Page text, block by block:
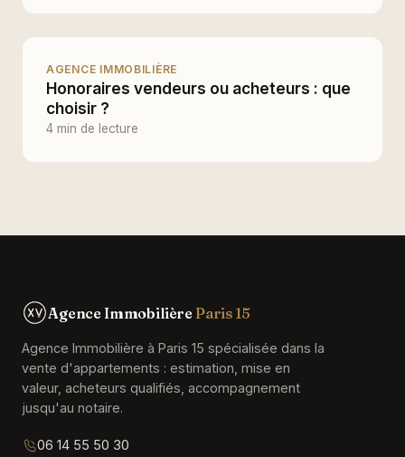
AGENCE IMMOBILIÈRE
Honoraires vendeurs ou acheteurs : que
choisir ?
4 min de lecture
Agence Immobilière Paris 15
Agence Immobilière à Paris 15 spécialisée dans la
vente d'appartements : estimation, mise en
valeur, acheteurs qualifiés, accompagnement
jusqu'au notaire.
06 14 55 50 30